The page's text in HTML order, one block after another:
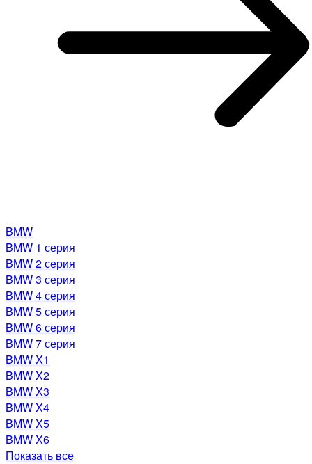
BMW
BMW 1 серия
BMW 2 серия
BMW 3 серия
BMW 4 серия
BMW 5 серия
BMW 6 серия
BMW 7 серия
BMW X1
BMW X2
BMW X3
BMW X4
BMW X5
BMW X6
Показать все